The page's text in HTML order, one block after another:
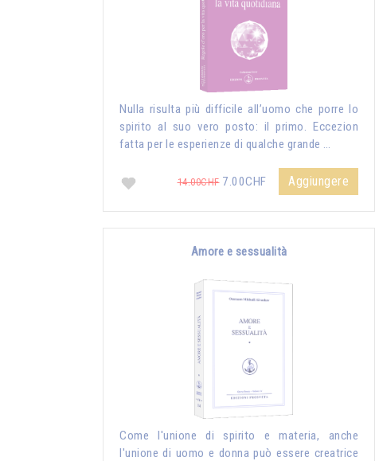
Nulla risulta più difficile all’uomo che porre lo
spirito al suo vero posto: il primo. Eccezion
fatta per le esperienze di qualche grande …
14.00CHF7.00CHF Aggiungere
Amore e sessualità
Come l'unione di spirito e materia, anche
l'unione di uomo e donna può essere creatrice